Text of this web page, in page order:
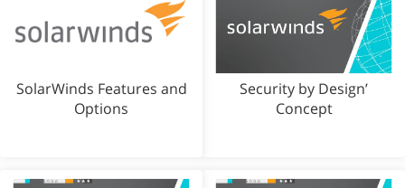
Security by Design’
Concept
SolarWinds Features and
Options